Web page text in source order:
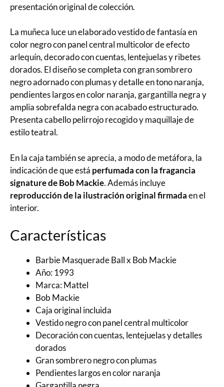
presentación original de colección.
La muñeca luce un elaborado vestido de fantasía en
color negro con panel central multicolor de efecto
arlequín, decorado con cuentas, lentejuelas y ribetes
dorados. El diseño se completa con gran sombrero
negro adornado con plumas y detalle en tono naranja,
pendientes largos en color naranja, gargantilla negra y
amplia sobrefalda negra con acabado estructurado.
Presenta cabello pelirrojo recogido y maquillaje de
estilo teatral.
En la caja también se aprecia, a modo de metáfora, la
indicación de que está perfumada con la fragancia
signature de Bob Mackie. Además incluye
reproducción de la ilustración original firmadaen el
interior.
Características
Barbie Masquerade Ball x Bob Mackie
Año: 1993
Marca: Mattel
Bob Mackie
Caja original incluida
Vestido negro con panel central multicolor
Decoración con cuentas, lentejuelas y detalles
dorados
Gran sombrero negro con plumas
Pendientes largos en color naranja